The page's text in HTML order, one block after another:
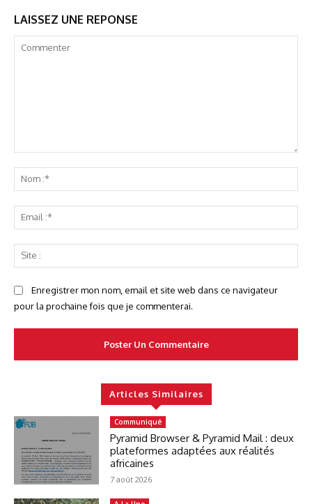
LAISSEZ UNE REPONSE
:*
:*
:
Enregistrer mon nom, email et site web dans ce navigateur
pour la prochaine fois que je commenterai.
Articles Similaires
Communiqué
Pyramid Browser & Pyramid Mail : deux
plateformes adaptées aux réalités
africaines
7 août 2026